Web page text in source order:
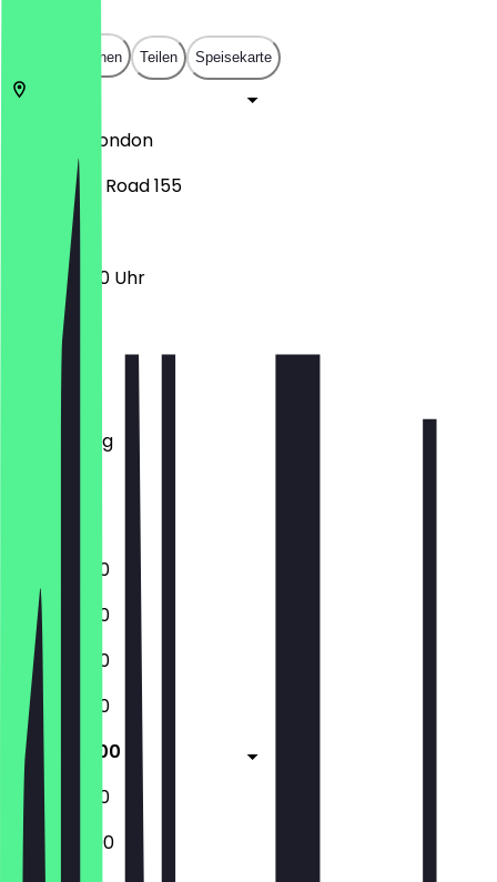
In App öffnen Teilen Speisekarte
London
New Cross Road 155
11:00 - 23:00 Uhr
Montag
Dienstag
Donnerstag
11:00 - 23:00
11:00 - 23:00
11:00 - 23:00
11:00 - 23:00
11:00 - 23:00
11:00 - 23:00
12:00 - 22:00